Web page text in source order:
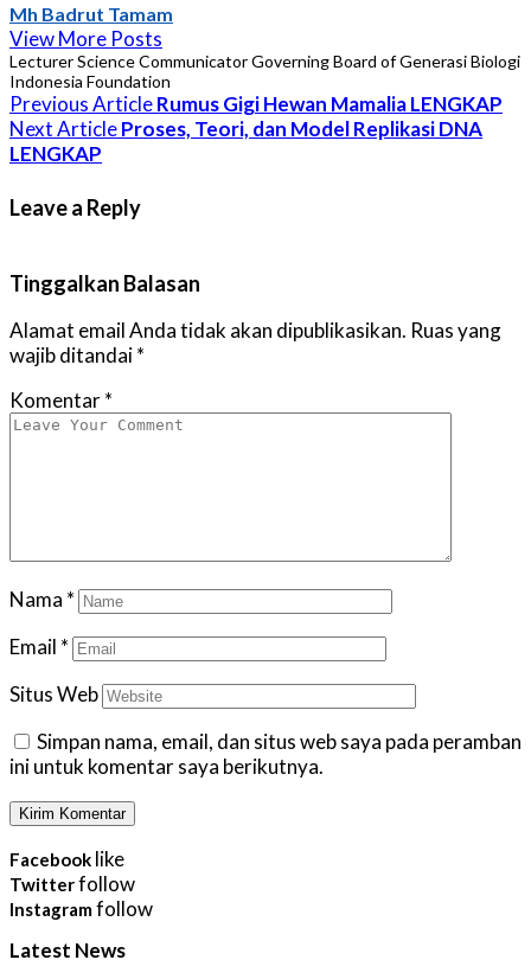
Mh Badrut Tamam
View More Posts
Lecturer Science Communicator Governing Board of Generasi Biologi
Indonesia Foundation
Previous ArticleRumus Gigi Hewan Mamalia LENGKAP
Next ArticleProses, Teori, dan Model Replikasi DNA
LENGKAP
Leave a Reply
Tinggalkan Balasan
Alamat email Anda tidak akan dipublikasikan. Ruas yang
wajib ditandai*
Komentar*
Nama *
Email *
Situs Web
Simpan nama, email, dan situs web saya pada peramban
ini untuk komentar saya berikutnya.
Facebook like
Twitterfollow
Instagramfollow
Latest News